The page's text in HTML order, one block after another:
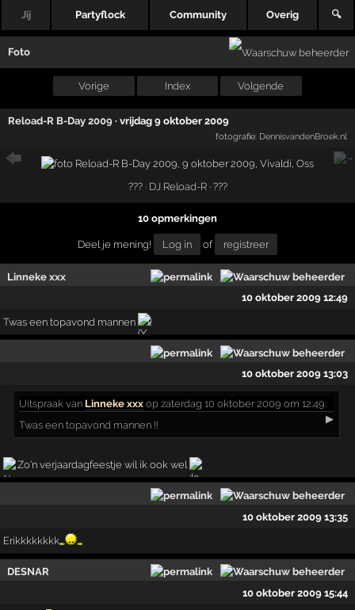
Jij Partyflock Community Overig 🔍
Foto
Vorige Index Volgende
Reload-R B-Day 2009 ·vrijdag 9 oktober 2009
fotografie: DennisvandenBroek.nl
??? · DJ Reload-R· ???
10 opmerkingen
Deel je mening! Log in of registreer
Linneke xxx
10 oktober 2009 12:49
Twas een topavond mannen !!
10 oktober 2009 13:03
Uitspraak van Linneke xxx op zaterdag 10 oktober 2009 om 12:49:
▶
Twas een topavond mannen !!
Zo'n verjaardagfeestje wil ik ook wel
10 oktober 2009 13:35
Erikkkkkkkk
DESNAR
10 oktober 2009 15:44